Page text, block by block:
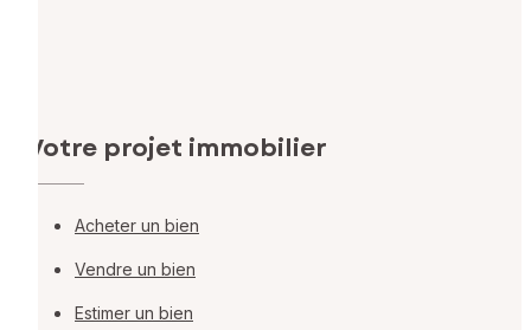
Votre projet immobilier
Acheter un bien
Vendre un bien
Estimer un bien